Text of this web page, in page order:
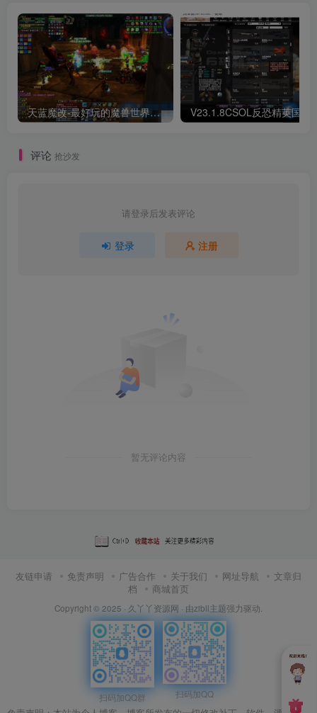
天蓝魔改-最好玩的魔兽世界巫妖王V335精品单机端【最智能的机器人】
评论 抢沙发
请登录后发表评论
登录 注册
暂无评论内容
友链申请 免责声明 广告合作 关于我们 网址导航
文章归
档
商城首页
Copyright © 2025 · 久丫丫资源网 · 由zibll主题强力驱动.
扫码加QQ群 扫码加QQ